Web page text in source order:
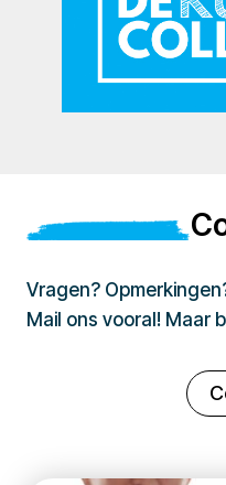
Vragen?
Mail ons vooral! Maar